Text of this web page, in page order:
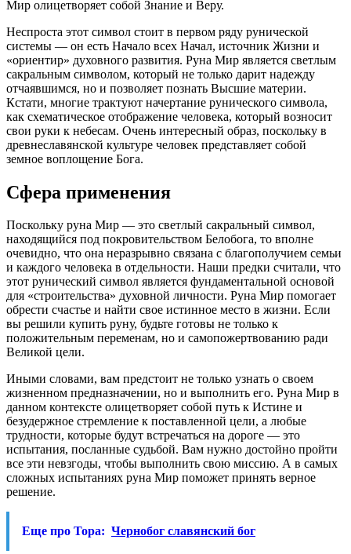
Мир олицетворяет собой Знание и Веру.
Неспроста этот символ стоит в первом ряду рунической
системы — он есть Начало всех Начал, источник Жизни и
«ориентир» духовного развития. Руна Мир является светлым
сакральным символом, который не только дарит надежду
отчаявшимся, но и позволяет познать Высшие материи.
Кстати, многие трактуют начертание рунического символа,
как схематическое отображение человека, который возносит
свои руки к небесам. Очень интересный образ, поскольку в
древнеславянской культуре человек представляет собой
земное воплощение Бога.
Сфера применения
Поскольку руна Мир — это светлый сакральный символ,
находящийся под покровительством Белобога, то вполне
очевидно, что она неразрывно связана с благополучием семьи
и каждого человека в отдельности. Наши предки считали, что
этот рунический символ является фундаментальной основой
для «строительства» духовной личности. Руна Мир помогает
обрести счастье и найти свое истинное место в жизни. Если
вы решили купить руну, будьте готовы не только к
положительным переменам, но и самопожертвованию ради
Великой цели.
Иными словами, вам предстоит не только узнать о своем
жизненном предназначении, но и выполнить его. Руна Мир в
данном контексте олицетворяет собой путь к Истине и
безудержное стремление к поставленной цели, а любые
трудности, которые будут встречаться на дороге — это
испытания, посланные судьбой. Вам нужно достойно пройти
все эти невзгоды, чтобы выполнить свою миссию. А в самых
сложных испытаниях руна Мир поможет принять верное
решение.
Еще про Тора: Чернобог славянский бог